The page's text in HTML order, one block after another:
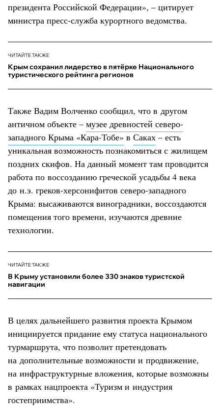
президента Российской Федерации», – цитирует
министра пресс-служба курортного ведомства.
ЧИТАЙТЕ ТАКЖЕ
Крым сохранил лидерство в пятёрке Национального
туристического рейтинга регионов
Также Вадим Волченко сообщил, что в другом
античном объекте – музее древностей северо-
западного Крыма «Кара-Тобе» в Саках – есть
уникальная возможность познакомиться с жилищем
поздних скифов. На данный момент там проводится
работа по воссозданию греческой усадьбы 4 века
до н.э. греков-херсонифитов северо-западного
Крыма: высаживаются виноградники, воссоздаются
помещения того времени, изучаются древние
технологии.
ЧИТАЙТЕ ТАКЖЕ
В Крыму установили более 330 знаков туристской
навигации
В целях дальнейшего развития проекта Крымом
инициируется придание ему статуса национального
турмаршрута, что позволит претендовать
на дополнительные возможности и продвижение,
на инфраструктурные вложения, которые возможны
в рамках нацпроекта «Туризм и индустрия
гостеприимства».